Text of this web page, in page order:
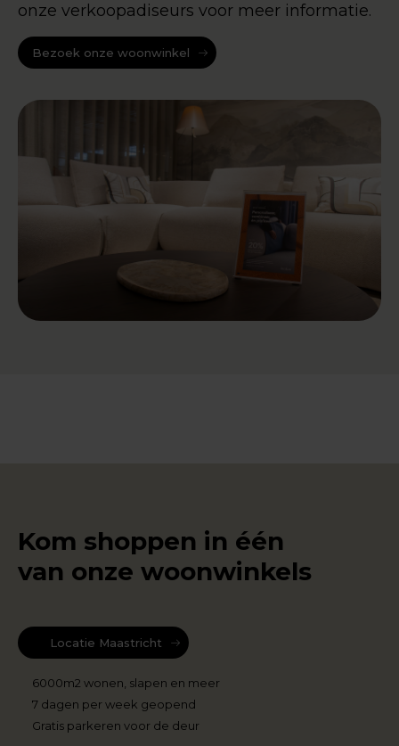
onze verkoopadiseurs voor meer informatie.
Bezoek onze woonwinkel
Kom shoppen in één
van onze woonwinkels
Locatie Maastricht
6000m2 wonen, slapen en meer
7 dagen per week geopend
Gratis parkeren voor de deur